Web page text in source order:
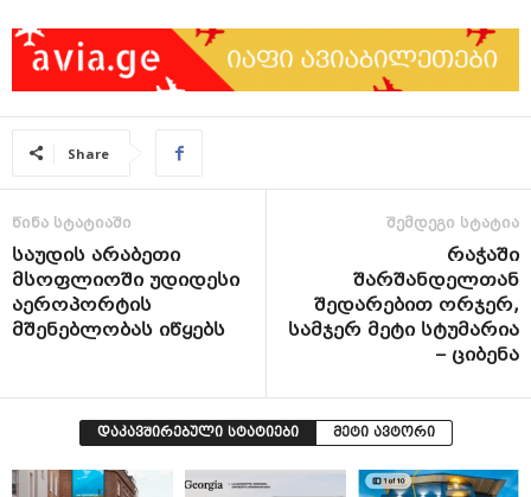
Share
წინა სტატიაში
საუდის არაბეთი
მსოფლიოში უდიდესი
აეროპორტის
მშენებლობას იწყებს
შემდეგი სტატია
რაჭაში
შარშანდელთან
შედარებით ორჯერ,
სამჯერ მეტი სტუმარია
– ციბენა
დაკავშირებული სტატიები მეტი ავტორი